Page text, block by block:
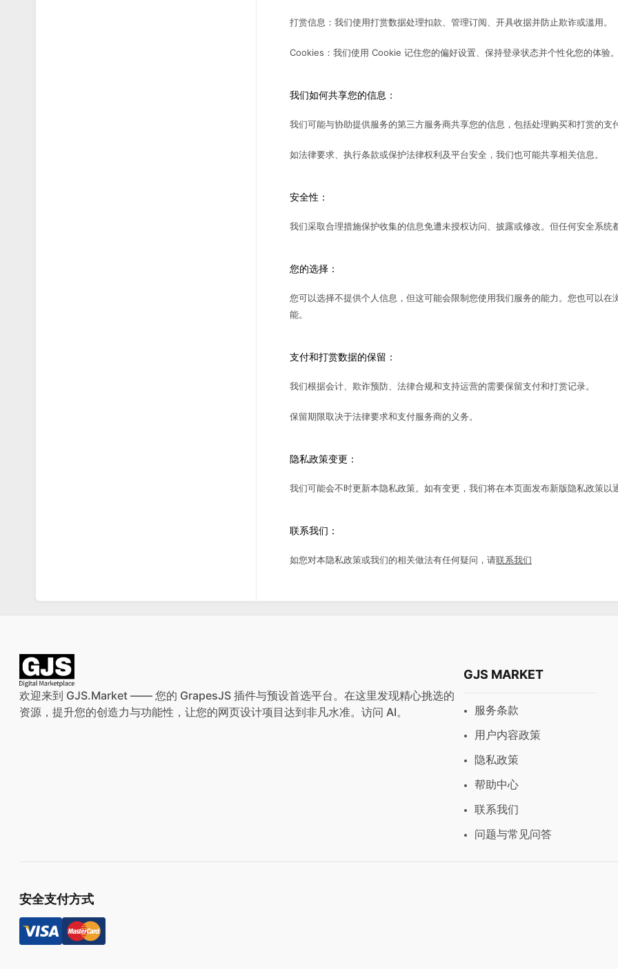
打赏信息：我们使用打赏数据处理扣款、管理订阅、开具收据并防止欺诈或滥用。
Cookies：我们使用 Cookie 记住您的偏好设置、保持登录状态并个性化您的体验
我们如何共享您的信息：
我们可能与协助提供服务的第三方服务商共享您的信息，包括处理购买和打赏的支
如法律要求、执行条款或保护法律权利及平台安全，我们也可能共享相关信息。
安全性：
我们采取合理措施保护收集的信息免遭未授权访问、披露或修改。但任何安全系
您的选择：
您可以选择不提供个人信息，但这可能会限制您使用我们服务的能力。您也可以
能。
支付和打赏数据的保留：
我们根据会计、欺诈预防、法律合规和支持运营的需要保留支付和打赏记录。
保留期限取决于法律要求和支付服务商的义务。
隐私政策变更：
我们可能会不时更新本隐私政策。如有变更，我们将在本页面发布新版隐私政策以
联系我们：
如您对本隐私政策或我们的相关做法有任何疑问，请联系我们
欢迎来到 GJS.Market —— 您的 GrapesJS 插件与预设首选平台。在这里发现精心挑选的
资源，提升您的创造力与功能性，让您的网页设计项目达到非凡水准。访问 AI。
GJS MARKET
服务条款
用户内容政策
隐私政策
帮助中心
联系我们
问题与常见问答
安全支付方式